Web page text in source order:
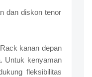
dan diskon tenor
kanan depan
Untuk kenyaman
fleksibilitas